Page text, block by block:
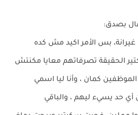
بصدق:
غيرانة، بس الأمر اكيد مش كده
الحقيقة تصرفاتهم معايا مكنتش
كمان ، وأنا ليا اسمي
حد يسيء ليهم ، والباقي